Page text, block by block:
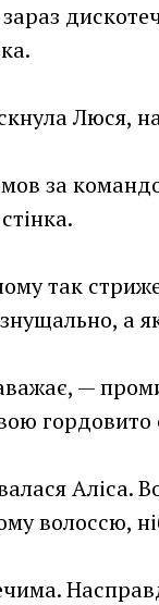
Люся,
за
так
а
—
гордовито
Аліса.
волоссю,